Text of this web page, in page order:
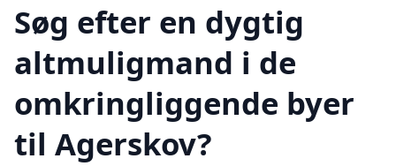
Søg efter en dygtig
altmuligmand i de
omkringliggende byer
til Agerskov?